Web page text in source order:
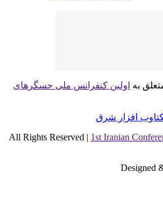
بهاولین کنفرانس ملی حسگرهای
افزار شرق
1st Iranian